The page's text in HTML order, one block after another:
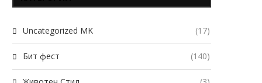
Uncategorized MK (17)
Бит фест (140)